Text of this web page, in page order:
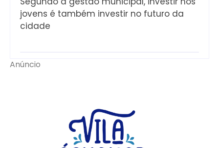
jovens é também investir no futuro da
cidade
Anúncio